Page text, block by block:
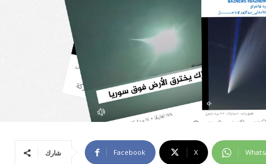
شارك Facebook X